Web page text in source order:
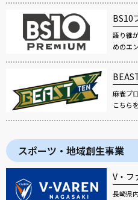
BS10
語り継
めのエ
麻雀プ
こちら
スポーツ・地域創生事業
V・フ
長崎県